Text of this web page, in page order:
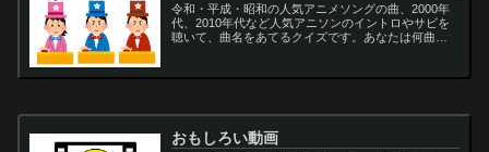
令和・平成・昭和の人気アニメソングの曲、2000年
代、2010年代など人気アニソンのイントロやサビを
聴いて、曲名をあてるクイズです。あなたは何曲わ
おもしろい動画